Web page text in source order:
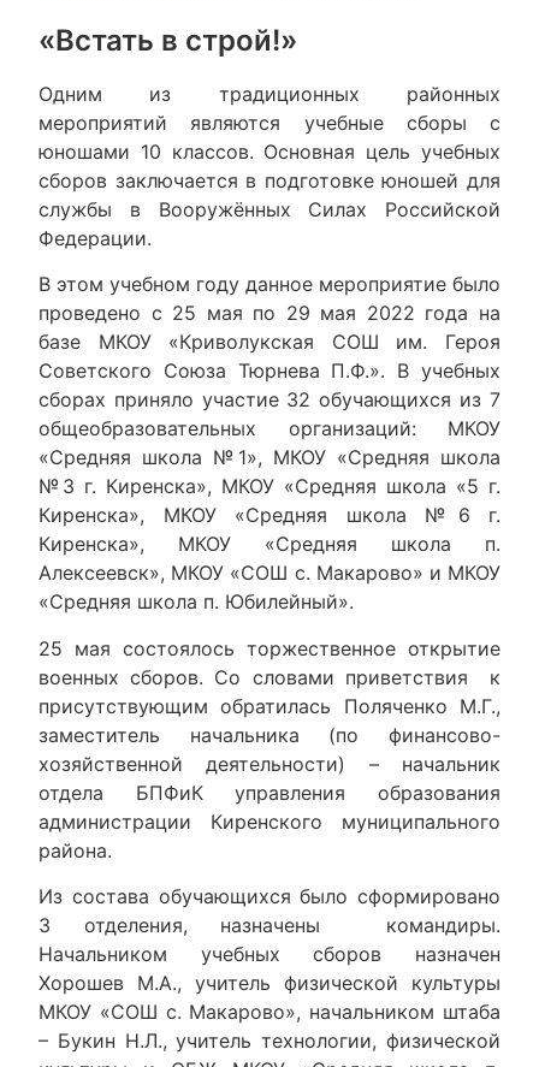
«Встать в строй!»
Одним из традиционных районных
мероприятий являются учебные сборы с
юношами 10 классов. Основная цель учебных
сборов заключается в подготовке юношей для
службы в Вооружённых Силах Российской
Федерации.
В этом учебном году данное мероприятие было
проведено с 25 мая по 29 мая 2022 года на
базе МКОУ «Криволукская СОШ им. Героя
Советского Союза Тюрнева П.Ф.». В учебных
сборах приняло участие 32 обучающихся из 7
общеобразовательных организаций: МКОУ
«Средняя школа №1», МКОУ «Средняя школа
№3 г. Киренска», МКОУ «Средняя школа «5 г.
Киренска», МКОУ «Средняя школа №6 г.
Киренска», МКОУ «Средняя школа п.
Алексеевск», МКОУ «СОШ с. Макарово» и МКОУ
«Средняя школа п. Юбилейный».
25 мая состоялось торжественное открытие
военных сборов. Со словами приветствия к
присутствующим обратилась Поляченко М.Г.,
заместитель начальника (по финансово-
хозяйственной деятельности) – начальник
отдела БПФиК управления образования
администрации Киренского муниципального
района.
Из состава обучающихся было сформировано
3 отделения, назначены командиры.
Начальником учебных сборов назначен
Хорошев М.А., учитель физической культуры
МКОУ «СОШ с. Макарово», начальником штаба
– Букин Н.Л., учитель технологии, физической